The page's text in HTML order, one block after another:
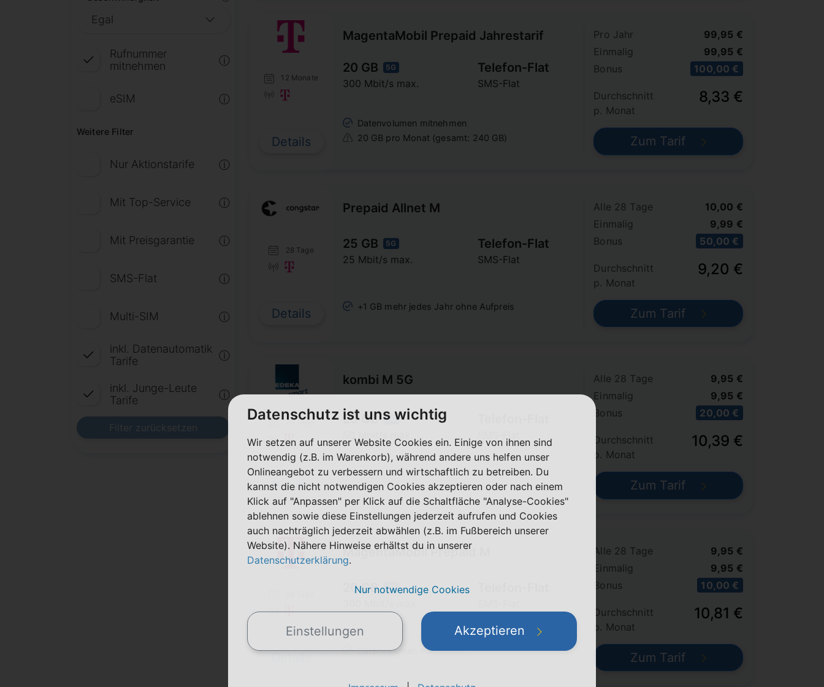
Rufnummer
mitnehmen
ⓘ
eSIM ⓘ
Weitere Filter
Nur Aktionstarife ⓘ
Mit Top-Service ⓘ
Mit Preisgarantie ⓘ
SMS-Flat ⓘ
Multi-SIM ⓘ
inkl. Datenautomatik
Tarife
ⓘ
inkl. Junge-Leute
Tarife
ⓘ
Filter zurücksetzen
12 Monate
Details
MagentaMobil Prepaid Jahrestarif
20 GB 5G
300 Mbit/s max.
Telefon-Flat
SMS-Flat
Datenvolumen mitnehmen
20 GB pro Monat (gesamt: 240 GB)
Pro Jahr
Einmalig
Bonus
99,95 €
99,95 €
100,00 €
Durchschnitt
p. Monat
8,33 €
Zum Tarif
28 Tage
Details
Prepaid Allnet M
25 GB 5G
25 Mbit/s max.
Telefon-Flat
SMS-Flat
+1 GB mehr jedes Jahr ohne Aufpreis
Alle 28 Tage
Einmalig
Bonus
10,00 €
9,99 €
50,00 €
Durchschnitt
p. Monat
9,20 €
Zum Tarif
28 Tage
Details
kombi M 5G
25 GB 5G
Alle 28 Tage
Einmalig
Bonus
9,95 €
9,95 €
20,00 €
Durchschnitt
p. Monat
10,39 €
Zum Tarif
Details
MagentaMobil Prepaid M
20 GB 5G
Datenvolumen mitnehmen
Alle 28 Tage
Einmalig
Bonus
9,95 €
9,95 €
10,00 €
Durchschnitt
p. Monat
10,81 €
Zum Tarif
Datenschutz ist uns wichtig
Wir setzen auf unserer Website Cookies ein. Einige von ihnen sind
notwendig (z.B. im Warenkorb), während andere uns helfen unser
Onlineangebot zu verbessern und wirtschaftlich zu betreiben. Du
kannst die nicht notwendigen Cookies akzeptieren oder nach einem
Klick auf "Anpassen" per Klick auf die Schaltfläche "Analyse-Cookies"
ablehnen sowie diese Einstellungen jederzeit aufrufen und Cookies
auch nachträglich jederzeit abwählen (z.B. im Fußbereich unserer
Website). Nähere Hinweise erhältst du in unserer
Datenschutzerklärung.
Nur notwendige Cookies
Einstellungen Akzeptieren